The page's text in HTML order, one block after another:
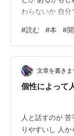
わらないか 自分
#読む #本 #
文章を書きま
個性によって
人と話すのが
りやすいし 人